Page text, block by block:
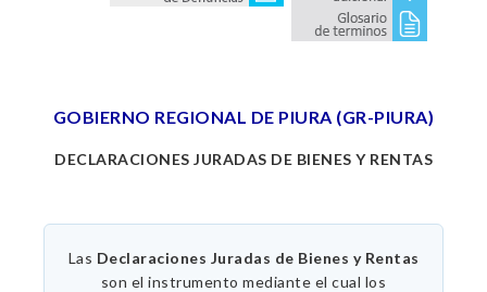
GOBIERNO REGIONAL DE PIURA (GR-PIURA)
DECLARACIONES JURADAS DE BIENES Y RENTAS
Las Declaraciones Juradas de Bienes y Rentas
son el instrumento mediante el cual los